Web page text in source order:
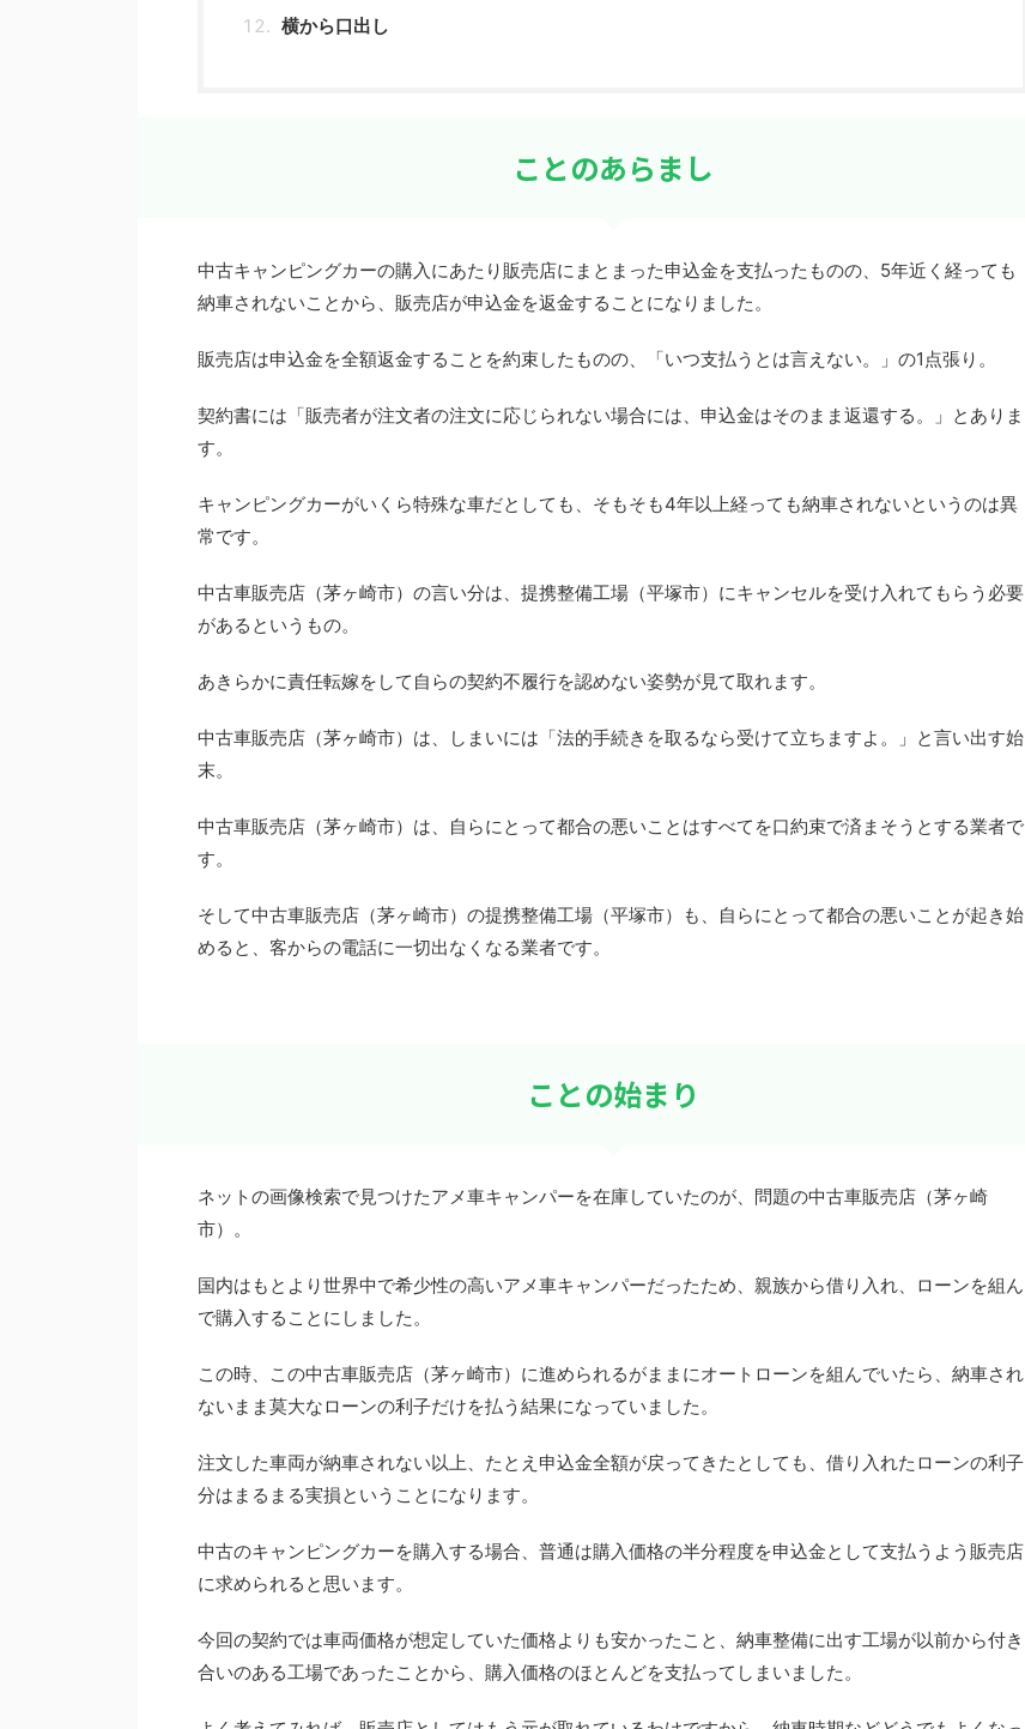
横から口出し
ことのあらまし
中古キャンピングカーの購入にあたり販売店にまとまった申込金を支払ったものの、5年近く経っても
納車されないことから、販売店が申込金を返金することになりました。
販売店は申込金を全額返金することを約束したものの、「いつ支払うとは言えない。」の1点張り。
契約書には「販売者が注文者の注文に応じられない場合には、申込金はそのまま返還する。」とありま
す。
キャンピングカーがいくら特殊な車だとしても、そもそも4年以上経っても納車されないというのは異
常です。
中古車販売店（茅ヶ崎市）の言い分は、提携整備工場（平塚市）にキャンセルを受け入れてもらう必要
があるというもの。
あきらかに責任転嫁をして自らの契約不履行を認めない姿勢が見て取れます。
中古車販売店（茅ヶ崎市）は、しまいには「法的手続きを取るなら受けて立ちますよ。」と言い出す始
末。
中古車販売店（茅ヶ崎市）は、自らにとって都合の悪いことはすべてを口約束で済まそうとする業者で
す。
そして中古車販売店（茅ヶ崎市）の提携整備工場（平塚市）も、自らにとって都合の悪いことが起き始
めると、客からの電話に一切出なくなる業者です。
ことの始まり
ネットの画像検索で見つけたアメ車キャンパーを在庫していたのが、問題の中古車販売店（茅ヶ崎
市）。
国内はもとより世界中で希少性の高いアメ車キャンパーだったため、親族から借り入れ、ローンを組ん
で購入することにしました。
この時、この中古車販売店（茅ヶ崎市）に進められるがままにオートローンを組んでいたら、納車され
ないまま莫大なローンの利子だけを払う結果になっていました。
注文した車両が納車されない以上、たとえ申込金全額が戻ってきたとしても、借り入れたローンの利子
分はまるまる実損ということになります。
中古のキャンピングカーを購入する場合、普通は購入価格の半分程度を申込金として支払うよう販売店
に求められると思います。
今回の契約では車両価格が想定していた価格よりも安かったこと、納車整備に出す工場が以前から付き
合いのある工場であったことから、購入価格のほとんどを支払ってしまいました。